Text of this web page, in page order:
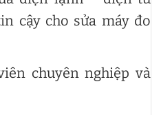
cậy cho sửa máy đo
chuyên nghiệp và